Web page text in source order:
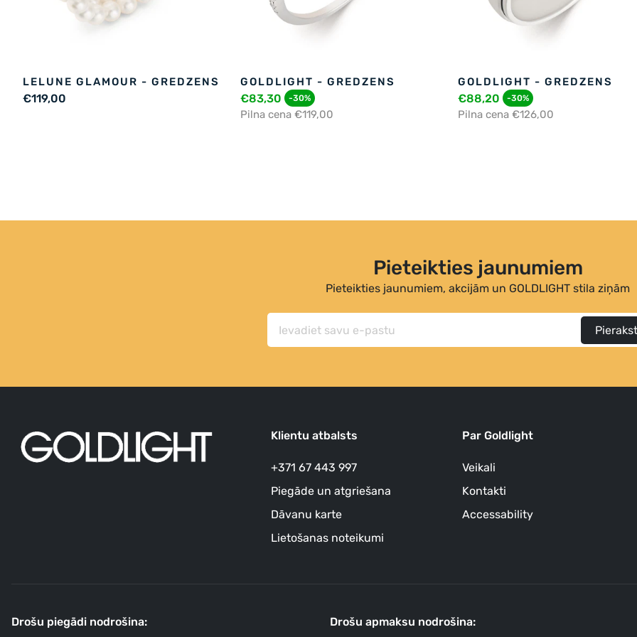
LELUNE GLAMOUR - GREDZENS
€119,00
GOLDLIGHT - GREDZENS
€83,30 -30%
Pilna cena €119,00
GOLDLIGHT - GREDZENS
€88,20 -30%
Pilna cena €126,00
Pieteikties jaunumiem
Pieteikties jaunumiem, akcijām un GOLDLIGHT stila ziņām
Klientu atbalsts
+371 67 443 997
Piegāde un atgriešana
Dāvanu karte
Lietošanas noteikumi
Par Goldlight
Veikali
Kontakti
Accessability
Drošu piegādi nodrošina: Drošu apmaksu nodrošina: